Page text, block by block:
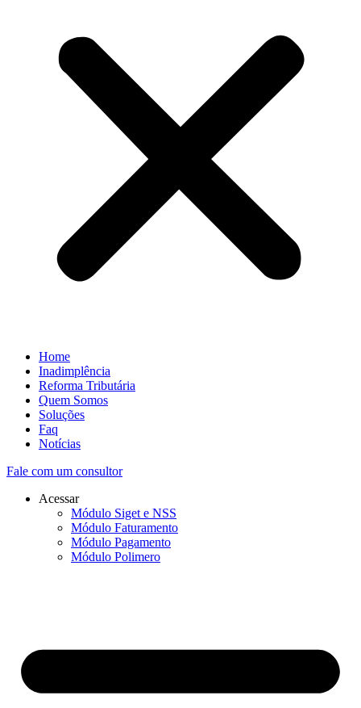
Home
Inadimplência
Reforma Tributária
Quem Somos
Soluções
Faq
Notícias
Fale com um consultor
Acessar
Módulo Siget e NSS
Módulo Faturamento
Módulo Pagamento
Módulo Polimero